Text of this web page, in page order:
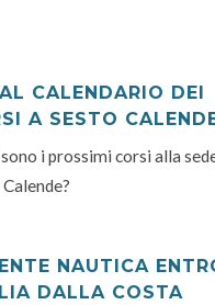
CALENDARIO DEI
A SESTO
i prossimi corsi alla
NAUTICA
DALLA COSTA